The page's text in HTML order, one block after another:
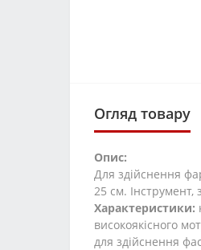
Огляд товару
Опис:
Для здійснення
25 см. Інструмент,
Характеристики:
високоякісного
для здійснення